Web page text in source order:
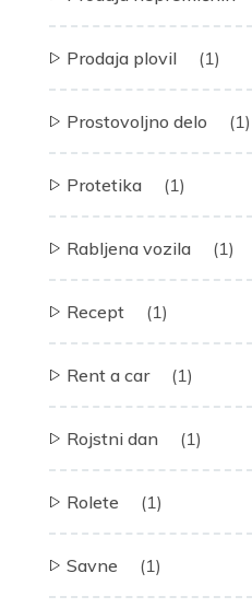
Prodaja plovil (1)
Prostovoljno delo (1)
Protetika (1)
Rabljena vozila (1)
Recept (1)
Rent a car (1)
Rojstni dan (1)
Rolete (1)
Savne (1)